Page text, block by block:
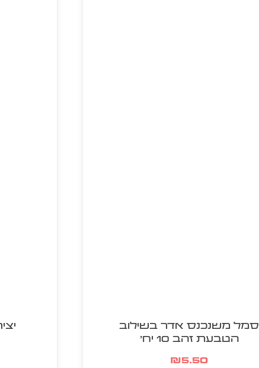
סמל משנכנס אדר בשילוב
הטבעת זהב 10 יח'
₪5.50